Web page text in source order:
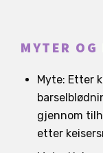
MYTER
Myte: Etter
gjennom
etter